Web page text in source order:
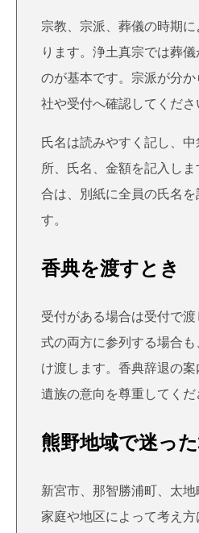
宗教、宗派、葬儀の時期
ります。浄土真宗では葬
のが基本です。宗派が分
社や受付へ確認してくださ
氏名は読みやすく記し、
所、氏名、金額を記入し
合は、別紙に全員の氏名を
す。
香典を渡すとき
受付がある場合は受付で
式の両方に参列する場合
け渡します。香典辞退の
遺族の意向を尊重してくだ
熊野地域で迷っ
新宮市、那智勝浦町、太
家庭や地区によって考え